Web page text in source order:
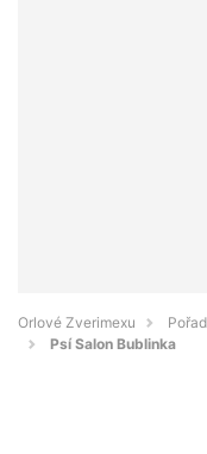
Orlové Zverimexu
Psí Salon Bublinka